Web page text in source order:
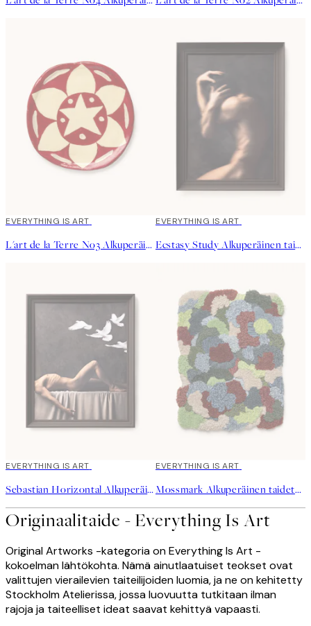
EVERYTHING IS ART
L'art de la Terre No3 Alkuperäinen taideteos
EVERYTHING IS ART
Ecstasy Study Alkuperäinen taideteos
EVERYTHING IS ART
Sebastian Horizontal Alkuperäinen taideteos
EVERYTHING IS ART
Mossmark Alkuperäinen taideteos
Originaalitaide - Everything Is Art
Original Artworks -kategoria on Everything Is Art -
kokoelman lähtökohta. Nämä ainutlaatuiset teokset ovat
valittujen vierailevien taiteilijoiden luomia, ja ne on kehitetty
Stockholm Atelierissa, jossa luovuutta tutkitaan ilman
rajoja ja taiteelliset ideat saavat kehittyä vapaasti.